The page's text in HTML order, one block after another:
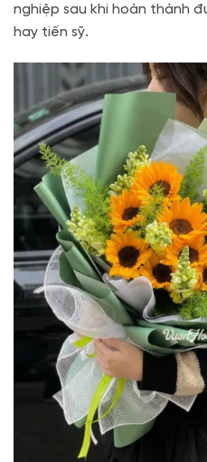
nghiệp sau khi hoàn thành
hay tiến sỹ.